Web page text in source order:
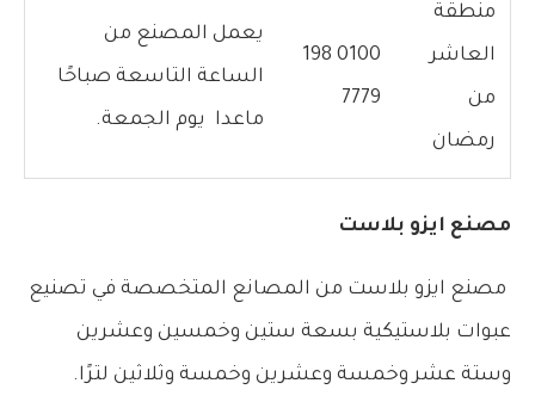
منطقة
العاشر
من
رمضان
0100 198
7779
يعمل المصنع من
الساعة التاسعة صباحًا
ماعدا يوم الجمعة.
مصنع ايزو بلاست
مصنع ايزو بلاست من المصانع المتخصصة في تصنيع
عبوات بلاستيكية بسعة ستين وخمسين وعشرين
وستة عشر وخمسة وعشرين وخمسة وثلاثين لترًا.